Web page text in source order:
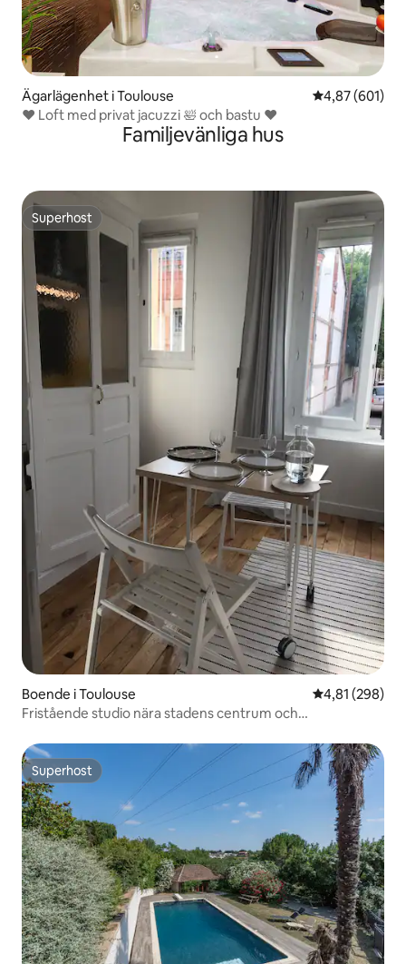
Ägarlägenhet i Toulouse 4,87 av 5 i
4,87 (601)
♥️ Loft med privat jacuzzi 🛀 och bastu ♥️
Familjevänliga hus
Superhost
Superhost
Boende i Toulouse 4,81 av 5 i
4,81 (298)
Fristående studio nära stadens centrum och
Superhost
Superhost